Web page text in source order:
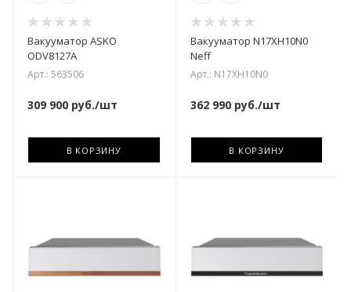
Вакууматор ASKO
ODV8127A
Арт.: 563506
309 900 руб./шт
В КОРЗИНУ
Вакууматор N17XH10N0
Neff
Арт.: N17XH10N0
362 990руб./шт
В КОРЗИНУ